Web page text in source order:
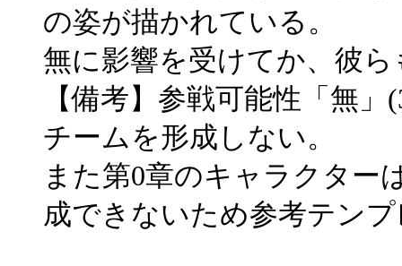
の姿が描かれている。
無に影響を受けてか、彼
【備考】参戦可能性「無
チームを形成しない。
また第0章のキャラクター
成できないため参考テン